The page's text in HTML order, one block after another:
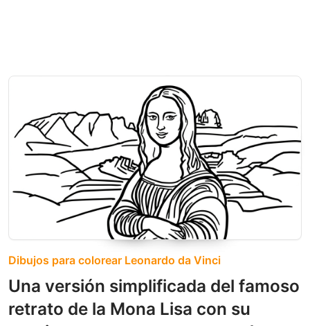
Dibujos para colorear Leonardo da Vinci
Una versión simplificada del famoso
retrato de la Mona Lisa con su